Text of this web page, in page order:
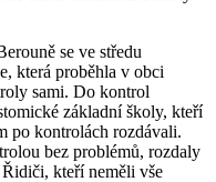
se ve středu
která proběhla v obci
sami. Do kontrol
základní školy, kteří
po kontrolách rozdávali.
bez problémů, rozdaly
kteří neměli vše